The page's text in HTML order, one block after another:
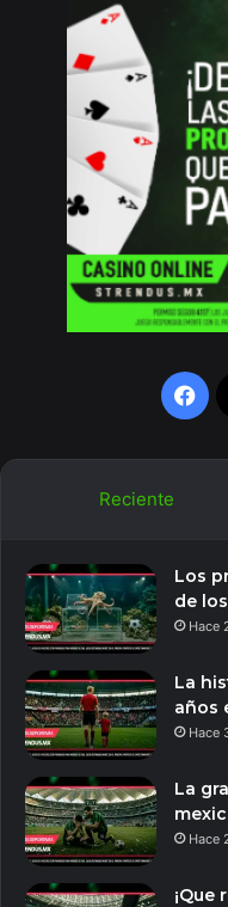
Reciente
Los
de
Hace
La
años
Hace
La
Hace
¡Que